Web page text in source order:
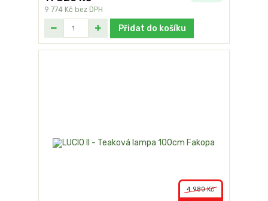
9 774 Kč bez DPH
Přidat do košíku
4 980 Kč